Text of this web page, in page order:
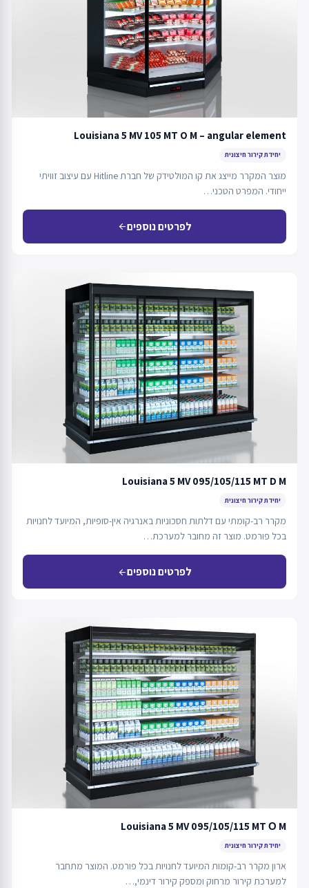
Louisiana 5 MV 105 MT O M – angular element
יחידת קירור חיצונית
מוצר המקרר מייצג את קו המולטידק של חברת Hitline עם עיצוב זוויתי
ייחודי. המפרט הטכני…
לפרטים נוספיםarrow_back
Louisiana 5 MV 095/105/115 MT D M
יחידת קירור חיצונית
מקרר רב-קומתי עם דלתות חסכוניות באנרגיה אין-סופיות, המיועד לחנויות
בכל פורמט. מוצר זה מחובר למערכת…
לפרטים נוספיםarrow_back
Louisiana 5 MV 095/105/115 MT О M
יחידת קירור חיצונית
ארון מקרר רב-קומות המיועד לחנויות בכל פורמט. המוצר מתחבר
למערכת קירור מרחוק ומספק קירור דינמי,…